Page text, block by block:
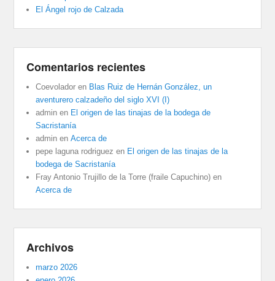
El Ángel rojo de Calzada
Comentarios recientes
Coevolador en Blas Ruiz de Hernán González, un
aventurero calzadeño del siglo XVI (I)
admin en El origen de las tinajas de la bodega de
Sacristanía
admin enAcerca de
pepe laguna rodriguez en El origen de las tinajas de la
bodega de Sacristanía
Fray Antonio Trujillo de la Torre (fraile Capuchino) en
Acerca de
Archivos
marzo 2026